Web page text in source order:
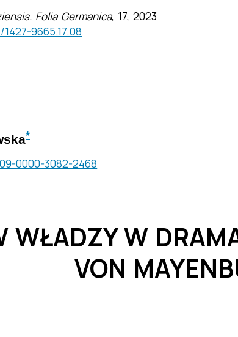
Folia Germanica, 17, 2023
9665.17.08
*
0000-3082-2468
WŁADZY W
VON